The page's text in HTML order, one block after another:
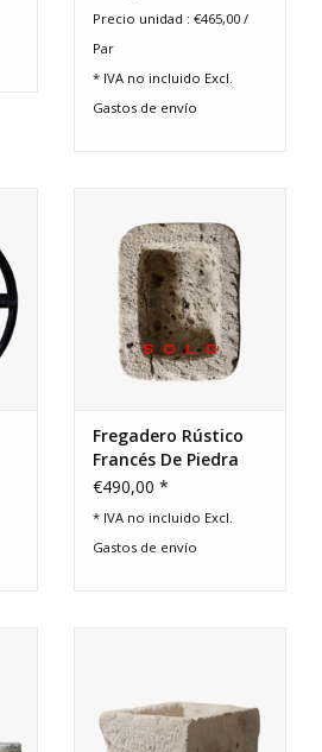
Precio unidad : €465,00 /
Par
* IVA no incluido Excl.
Gastos de envío
Fregadero Rústico
Francés De Piedra
Caliza
€490,00 *
* IVA no incluido Excl.
Gastos de envío